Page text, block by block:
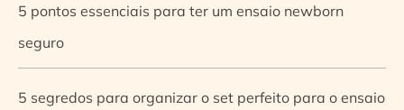
5 pontos essenciais para ter um ensaio newborn
seguro
5 segredos para organizar o set perfeito para o ensaio